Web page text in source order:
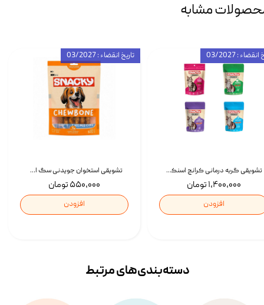
مشابه
تشویقی استخوان جویدنی سگ اسنکی کرانچی با طعم مرغ Snacky Crunchy Munchy وزن 100 گرم
۵۵۰,۰۰۰ تومان
افزودن
تاریخ انقضاء : 03/2027
تشویقی گربه درمانی کرانچ اسنکی با طعم میکس Snacky Crunch Cat Treats وزن 60 گرم بسته 4 عددی
۱,۴۰۰,۰۰۰ تومان
افزودن
: 03/2027
دسته‌بندی‌‌های مرتبط